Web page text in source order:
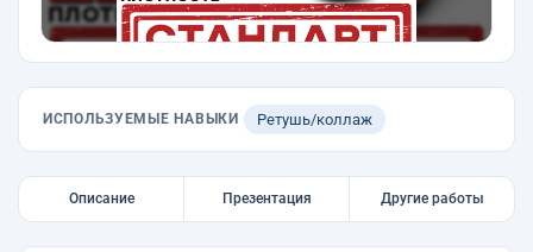
ИСПОЛЬЗУЕМЫЕ НАВЫКИ Ретушь/коллаж
Описание Презентация Другие работы